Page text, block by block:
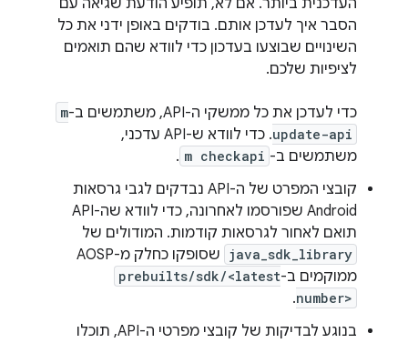
העדכנית ביותר. אם לא, תופיע הודעת שגיאה עם
הסבר איך לעדכן אותם. בודקים באופן ידני את כל
השינויים שבוצעו בעדכון כדי לוודא שהם תואמים
לציפיות שלכם.
כדי לעדכן את כל ממשקי ה-API, משתמשים ב-
m
update-api
. כדי לוודא ש-API עדכני,
משתמשים ב- m checkapi
.
קובצי המפרט של ה-API נבדקים לגבי גרסאות
Android שפורסמו לאחרונה, כדי לוודא שה-API
תואם לאחור לגרסאות קודמות. המודולים של
java_sdk_library
שסופקו כחלק מ-AOSP
ממוקמים ב-prebuilts/sdk/<latest
number>
.
בנוגע לבדיקות של קובצי מפרטי ה-API, תוכלו